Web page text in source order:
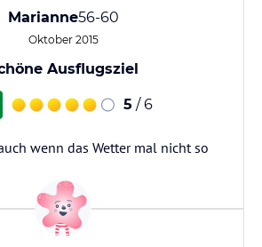
Marianne56-60
Oktober 2015
Ausflugsziel
5 / 6
wenn das Wetter mal nicht so